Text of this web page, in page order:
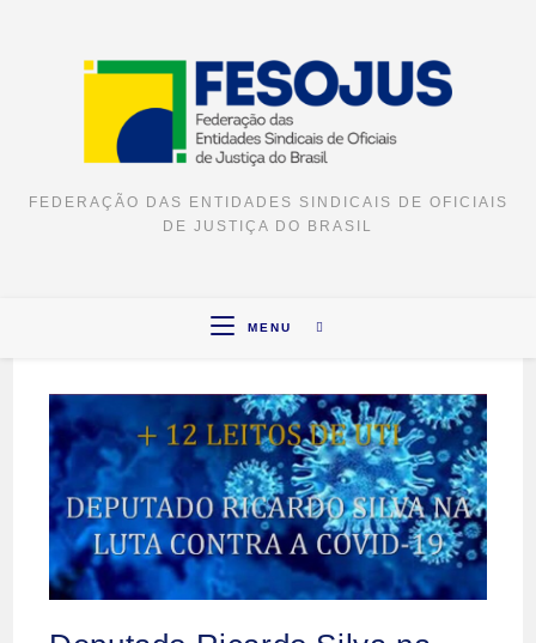
FEDERAÇÃO DAS ENTIDADES SINDICAIS DE OFICIAIS
DE JUSTIÇA DO BRASIL
MENU